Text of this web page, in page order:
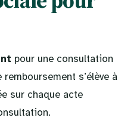
pour une consultation
s’élève à
sur chaque acte